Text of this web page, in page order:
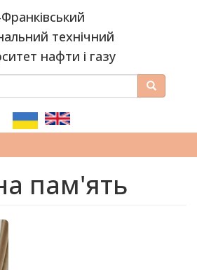
технічний
нафти і газу
Пошук
пам'ять